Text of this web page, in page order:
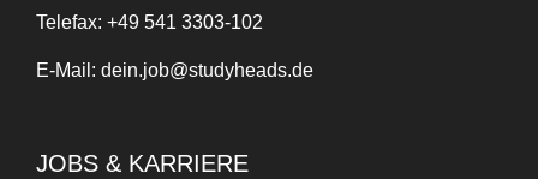
Telefax: +49 541 3303-102
E-Mail: dein.job@studyheads.de
JOBS & KARRIERE